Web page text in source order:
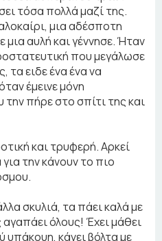
τόσα πολλά μαζί της.
μια αδέσποτη
μια αυλή και γέννησε. Ήταν
που μεγάλωσε
τα ειδε ένα ένα να
έμεινε μόνη
πήρε στο σπίτι της και
και τρυφερή. Αρκεί
για την κάνουν το πιο
σκυλιά, τα πάει καλά με
αγαπάει όλους! Έχει μάθει
υπάκουη, κάνει βόλτα με